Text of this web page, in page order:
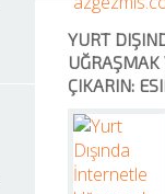
YURT
ÇIKARIN: